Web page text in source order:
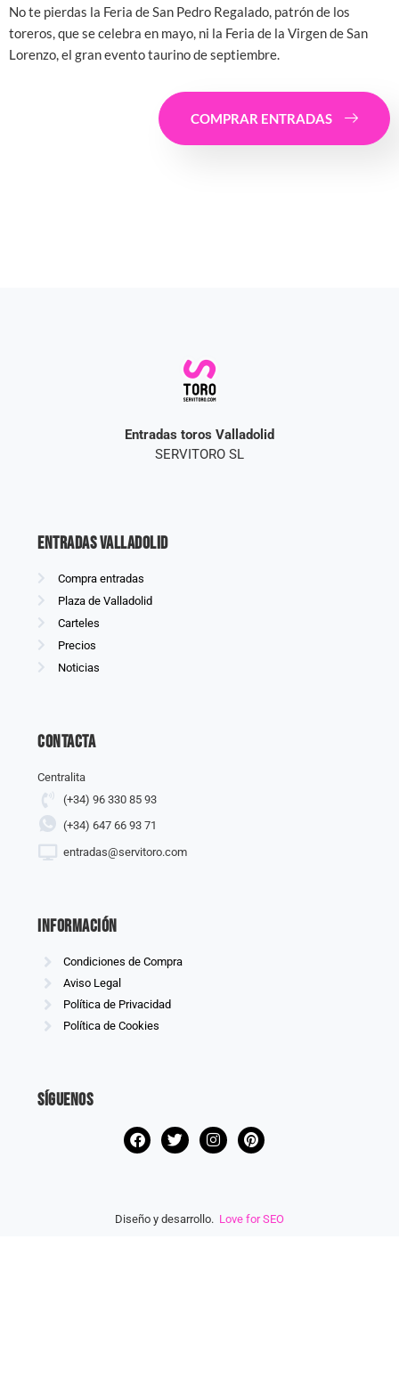
No te pierdas la Feria de San Pedro Regalado, patrón de los
toreros, que se celebra en mayo, ni la Feria de la Virgen de San
Lorenzo, el gran evento taurino de septiembre.
COMPRAR ENTRADAS
Entradas toros Valladolid
SERVITORO SL
Entradas Valladolid
Compra entradas
Plaza de Valladolid
Carteles
Precios
Noticias
Contacta
Centralita
(+34) 96 330 85 93
(+34) 647 66 93 71
entradas@servitoro.com
información
Condiciones de Compra
Aviso Legal
Política de Privacidad
Política de Cookies
Síguenos
Diseño y desarrollo. Love for SEO